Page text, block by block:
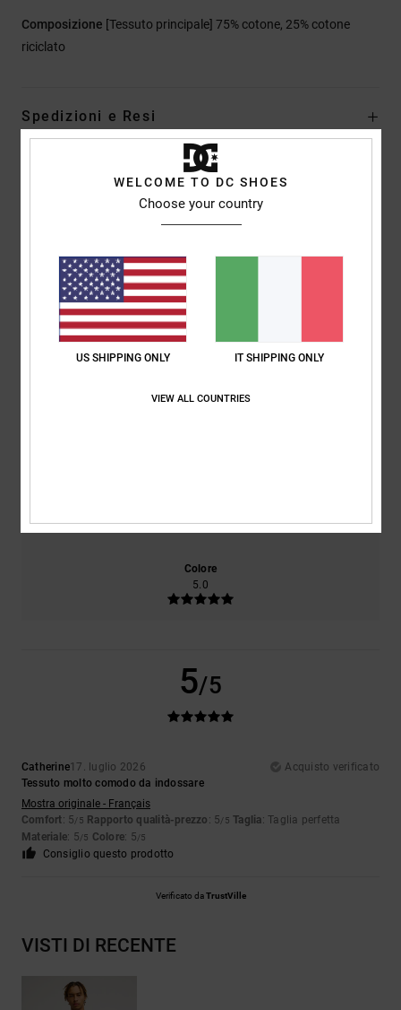
Composizione [Tessuto principale] 75% cotone, 25% cotone
riciclato
Spedizioni e Resi
Recensioni dei clienti
Punteggio medio
5.0
basato su1 recensioni verificatedal luglio 2026
Colore
5.0
5/5
Catherine17. luglio 2026
Acquisto verificato
Tessuto molto comodo da indossare
Mostra originale - Français
Comfort: 5/5 Rapporto qualità-prezzo : 5/5 Taglia: Taglia perfetta
Materiale: 5/5 Colore: 5/5
Consiglio questo prodotto
Verificato daTrustVille
VISTI DI RECENTE
WELCOME TO DC SHOES
Choose your country
US SHIPPING ONLY IT SHIPPING ONLY
VIEW ALL COUNTRIES